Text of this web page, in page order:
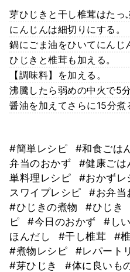
芽ひじきと干し椎茸はたっ
にんじんは細切りにする。
鍋にごま油をひいてにんじ
ひじきと椎茸も加える。
【調味料】を加える。
沸騰したら弱めの中火で5分
醤油を加えてさらに15分煮
#簡単レシピ #和食ごは
弁当のおかず
#健康ごは
単料理レシピ
#おかずレ
スワイプレシピ
#お弁当
#ひじきの煮物
#ひじき
ピ
#今日のおかず #し
ほんだし
#干し椎茸 #
#煮物レシピ
#レパート
#芽ひじき
#体に良いも